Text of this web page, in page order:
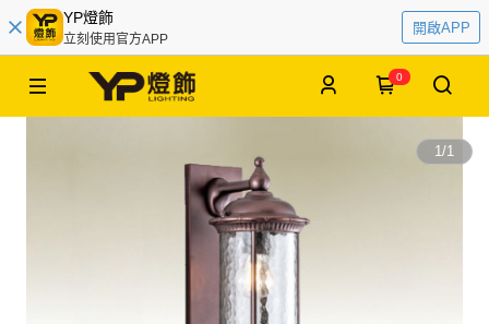
YP燈飾
立刻使用官方APP
開啟APP
0
1/1